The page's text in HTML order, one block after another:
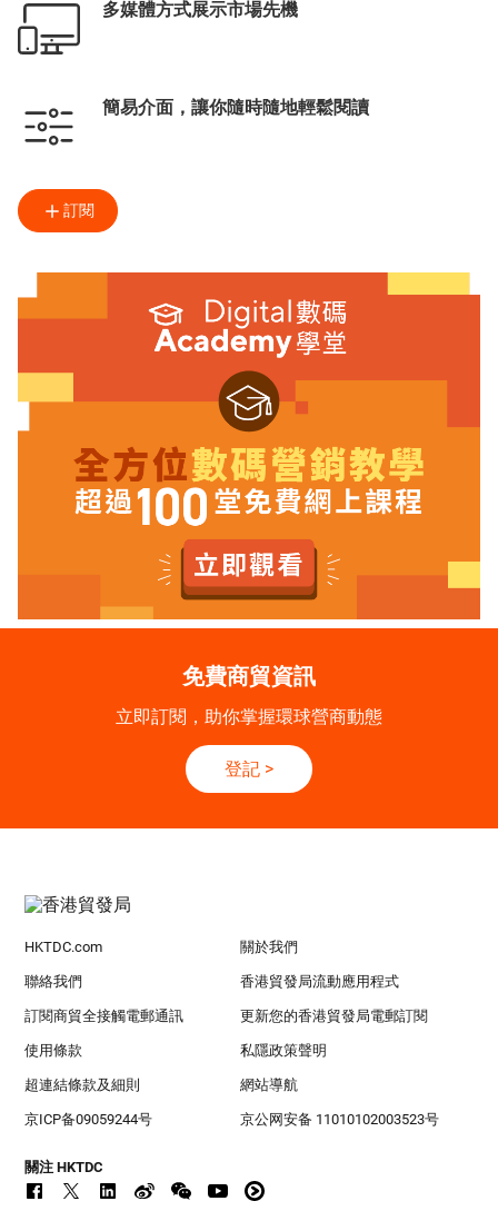
多媒體方式展示市場先機
簡易介面，讓你隨時隨地輕鬆閱讀
訂閱
免費商貿資訊
立即訂閱，助你掌握環球營商動態
登記 >
HKTDC.com 關於我們
聯絡我們 香港貿發局流動應用程式
訂閱商貿全接觸電郵通訊 更新您的香港貿發局電郵訂閱
使用條款 私隱政策聲明
超連結條款及細則 網站導航
京ICP备09059244号 京公网安备 11010102003523号
關注 HKTDC